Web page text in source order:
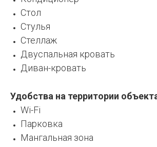
Стол
Стулья
Стеллаж
Двуспальная кровать
Диван-кровать
Удобства на территории
Wi-Fi
Парковка
Мангальная зона